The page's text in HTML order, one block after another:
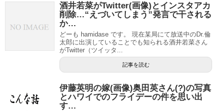
酒井若菜がTwitter(画像)とインスタアカ
削除…“えづいてしまう”発言で干される
か…
どーも hamidase です。 現在某局にて放送中のDr.倫
太郎に出演していることでも知られる酒井若菜さん
がTwitter（ツイッタ...
記事を読む
伊藤英明の嫁(画像)奥田英さん(?)の写真
とハワイでのフライデーの件を思い出
す…